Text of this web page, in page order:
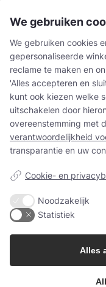
Samen
Neem contact
Neem contact
(+45) 57 67 50 05
Het bedrijf
We gebruiken
We gebruiken cookies
gepersonaliseerde
reclame te maken en
'Alles accepteren en
kunt ook kiezen welke
uitschakelen door
overeenstemming met
verantwoordelijkheid
transparantie en uw
Cookie- en
Noodzakelijk
Statistiek
Alles